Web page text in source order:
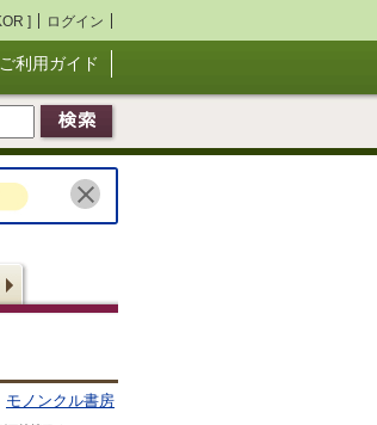
] ログイン
ご利用ガイド
モノンクル書房